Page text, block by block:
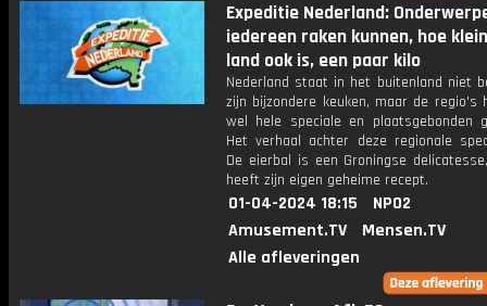
Expeditie Nederland:
iedereen raken kunnen, hoe
land ook is, een paar kilo
Nederland staat in het buitenland niet
zijn bijzondere keuken, maar de regio's
wel hele speciale en plaatsgebonden
Het verhaal achter deze regionale
De eierbal is een Groningse
heeft zijn eigen geheime recept.
01-04-2024 18:15
NPO2
Amusement.TV
Mensen.TV
Alle afleveringen